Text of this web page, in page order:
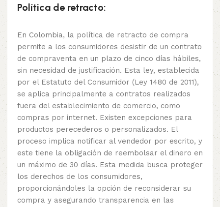
Política de retracto:
En Colombia, la política de retracto de compra
permite a los consumidores desistir de un contrato
de compraventa en un plazo de cinco días hábiles,
sin necesidad de justificación. Esta ley, establecida
por el Estatuto del Consumidor (Ley 1480 de 2011),
se aplica principalmente a contratos realizados
fuera del establecimiento de comercio, como
compras por internet. Existen excepciones para
productos perecederos o personalizados. El
proceso implica notificar al vendedor por escrito, y
este tiene la obligación de reembolsar el dinero en
un máximo de 30 días. Esta medida busca proteger
los derechos de los consumidores,
proporcionándoles la opción de reconsiderar su
compra y asegurando transparencia en las